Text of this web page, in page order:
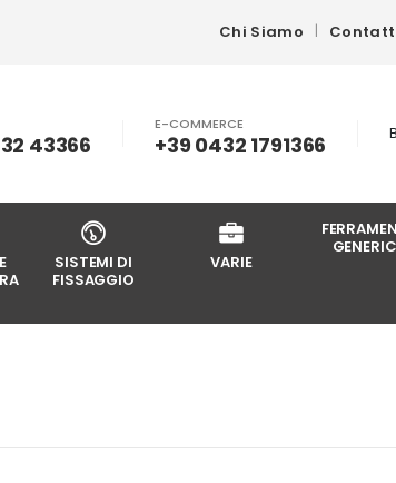
Chi Siamo
43366
E-COMMERCE
+39 0432 1791366
SISTEMI DI
FISSAGGIO
VARIE